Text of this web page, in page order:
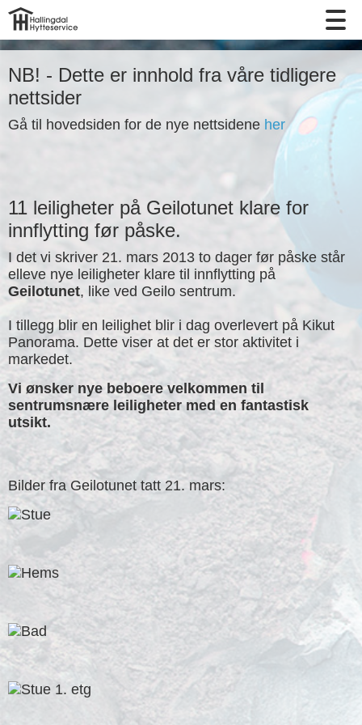
NB! - Dette er innhold fra våre tidligere
nettsider
Gå til hovedsiden for de nye nettsidene her
11 leiligheter på Geilotunet klare for
innflytting før påske.
I det vi skriver 21. mars 2013 to dager før påske står
elleve nye leiligheter klare til innflytting på
Geilotunet, like ved Geilo sentrum.
I tillegg blir en leilighet blir i dag overlevert på Kikut
Panorama. Dette viser at det er stor aktivitet i
markedet.
Vi ønsker nye beboere velkommen til
sentrumsnære leiligheter med en fantastisk
utsikt.
Bilder fra Geilotunet tatt 21. mars: